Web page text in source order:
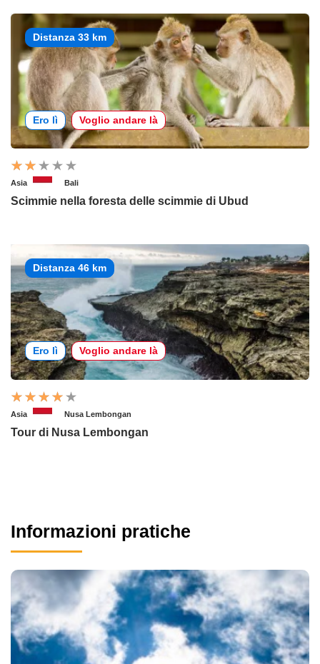
Distanza 33 km
Ero lì Voglio andare là
Asia Bali
Scimmie nella foresta delle scimmie di Ubud
Distanza 46 km
Ero lì Voglio andare là
Asia Nusa Lembongan
Tour di Nusa Lembongan
Informazioni pratiche